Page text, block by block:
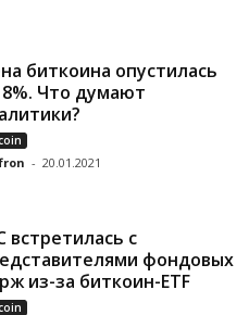
биткоина опустилась
8%. Что думают
- 20.01.2021
встретилась с
фондовых
из-за биткоин-ETF